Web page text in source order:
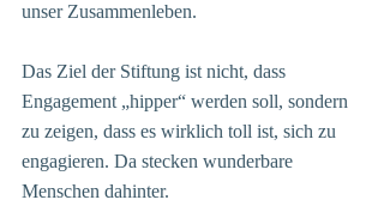
unser Zusammenleben.
Das Ziel der Stiftung ist nicht, dass
Engagement „hipper“ werden soll, sondern
zu zeigen, dass es wirklich toll ist, sich zu
engagieren. Da stecken wunderbare
Menschen dahinter.